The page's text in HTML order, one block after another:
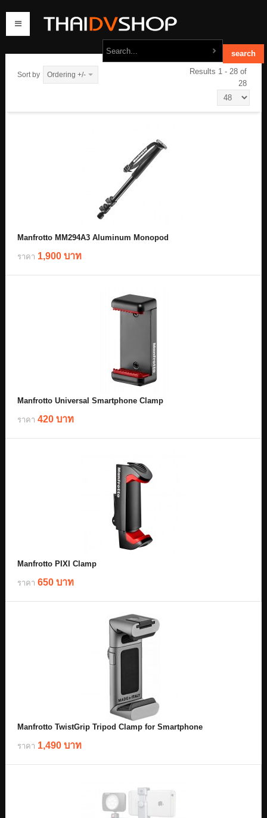
contact us
Sort by Ordering +/-
Results 1 - 28 of
28
Manfrotto MM294A3 Aluminum Monopod
ราคา 1,900 บาท
Manfrotto Universal Smartphone Clamp
ราคา 420 บาท
Manfrotto PIXI Clamp
ราคา 650 บาท
Manfrotto TwistGrip Tripod Clamp for Smartphone
ราคา 1,490 บาท